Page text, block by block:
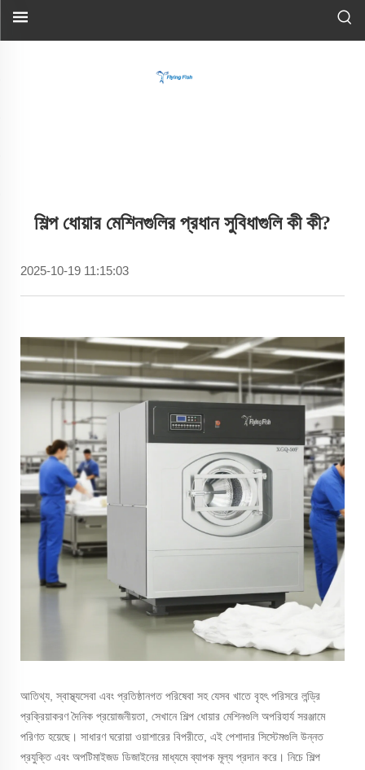
শিল্প ধোয়ার মেশিনগুলির প্রধান সুবিধাগুলি কী কী?
2025-10-19 11:15:03
আতিথ্য, স্বাস্থ্যসেবা এবং প্রতিষ্ঠানগত পরিষেবা সহ যেসব খাতে বৃহৎ পরিসরে লন্ড্রি
প্রক্রিয়াকরণ দৈনিক প্রয়োজনীয়তা, সেখানে শিল্প ধোয়ার মেশিনগুলি অপরিহার্য সরঞ্জামে
পরিণত হয়েছে। সাধারণ ঘরোয়া ওয়াশারের বিপরীতে, এই পেশাদার সিস্টেমগুলি উন্নত
প্রযুক্তি এবং অপটিমাইজড ডিজাইনের মাধ্যমে ব্যাপক মূল্য প্রদান করে। নিচে শিল্প